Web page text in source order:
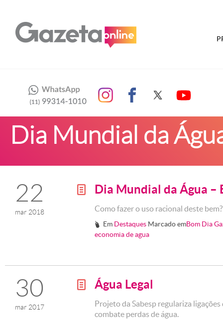
Dia Mundial da
22
mar 2018
g Dia Mundial da Água –
Como fazer o uso racional deste
# Em Destaques Marcado emBom Dia
economia de agua
30
mar 2017
g Água Legal
Projeto da Sabesp regulariza
combate perdas de água.